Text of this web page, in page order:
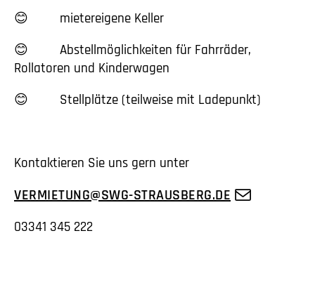
😊 mietereigene Keller
😊 Abstellmöglichkeiten für Fahrräder,
Rollatoren und Kinderwagen
😊 Stellplätze (teilweise mit Ladepunkt)
Kontaktieren Sie uns gern unter
VERMIETUNG@SWG-STRAUSBERG.DE
03341 345 222